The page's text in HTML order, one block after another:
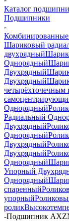
Каталог
Подшипники
-
Шариковый
двухрядный
Однорядный
Двухрядный
Двухрядный
четырёхточечным
Однорядный
Радиальный
Двухрядный
Однорядный
Двухрядный
Двухрядный
Однорядный
Упорный
Однорядный
спаренный
упорный
ролик
-Подшипник